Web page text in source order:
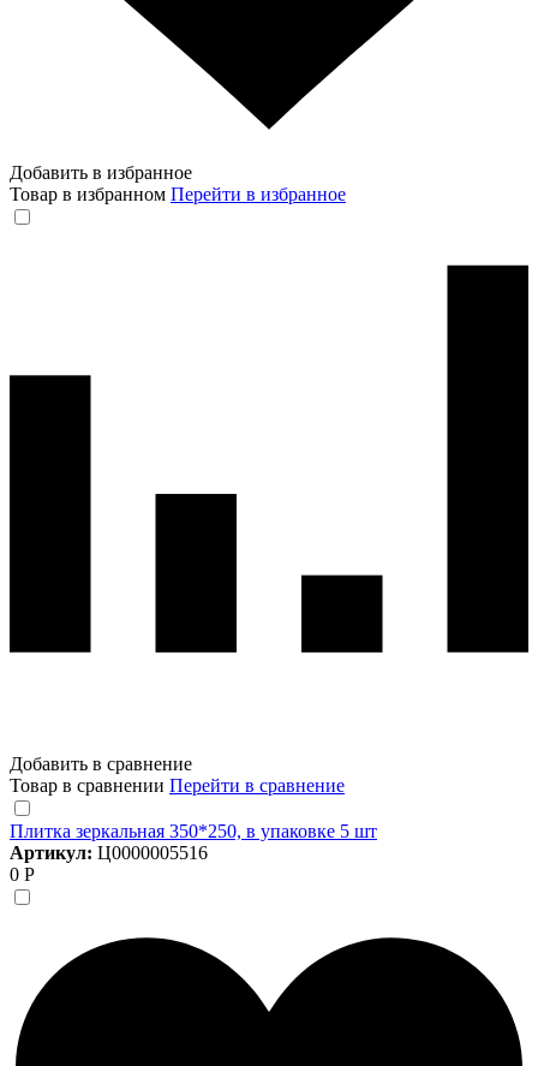
Добавить в избранное
Товар в избранном Перейти в избранное
Добавить в сравнение
Товар в сравнении Перейти в сравнение
Плитка зеркальная 350*250, в упаковке 5 шт
Артикул: Ц0000005516
0 Р